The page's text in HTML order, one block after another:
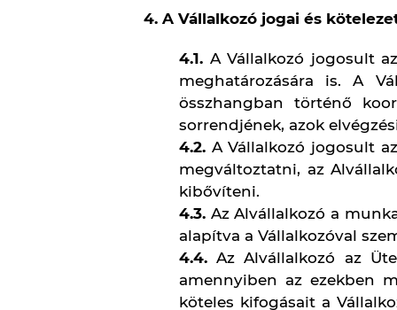
nem hivatkozhat arra,
4.9. A felek eltérő írásos
anyagot vagy eszközt.
4.10.Amennyiben a felek
teljesítésének
átvételére tételes
5. Az Alvállalkozó jogai és
5.1.Az Alvállalkozó az
feladatok teljesítésével
ellenérték alapulnak az
5.2.Az Alvállalkozó az